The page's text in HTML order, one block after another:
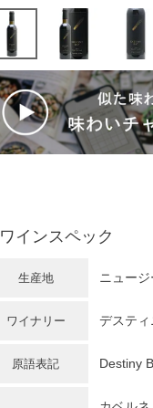
ワインスペック
生産地 ニュー
ワイナリー デスティ
原語表記 Destiny